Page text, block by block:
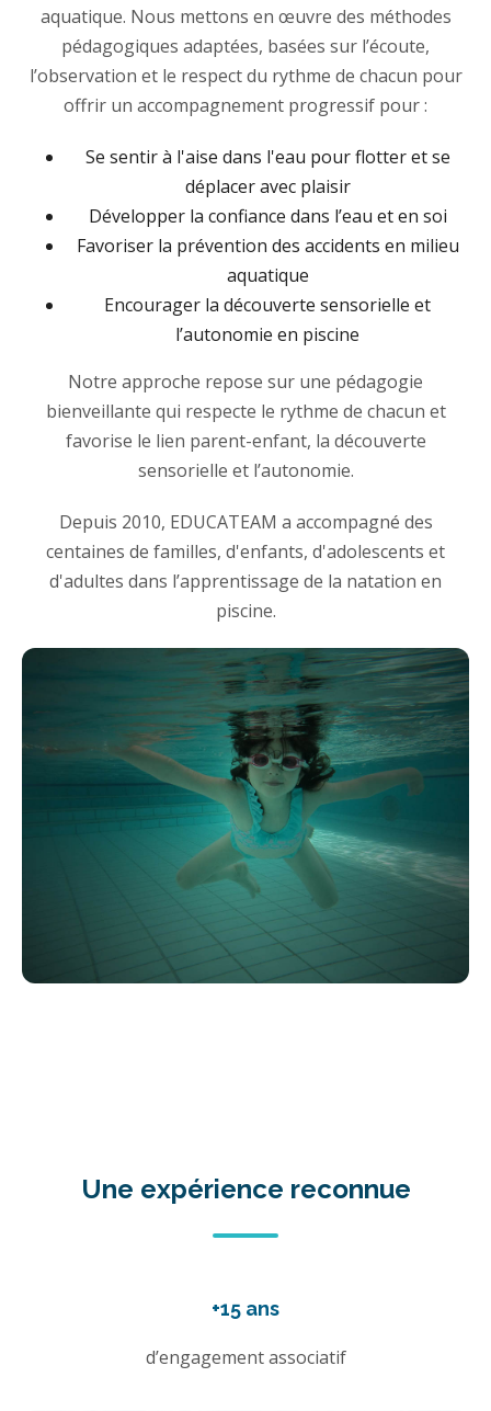
aquatique. Nous mettons en œuvre des méthodes
pédagogiques adaptées, basées sur l’écoute,
l’observation et le respect du rythme de chacun pour
offrir un accompagnement progressif pour :
Se sentir à l'aise dans l'eau pour flotter et se
déplacer avec plaisir
Développer la confiance dans l’eau et en soi
Favoriser la prévention des accidents en milieu
aquatique
Encourager la découverte sensorielle et
l’autonomie en piscine
Notre approche repose sur une pédagogie
bienveillante qui respecte le rythme de chacun et
favorise le lien parent-enfant, la découverte
sensorielle et l’autonomie.
Depuis 2010, EDUCATEAM a accompagné des
centaines de familles, d'enfants, d'adolescents et
d'adultes dans l’apprentissage de la natation en
piscine.
Une expérience reconnue
+15 ans
d’engagement associatif